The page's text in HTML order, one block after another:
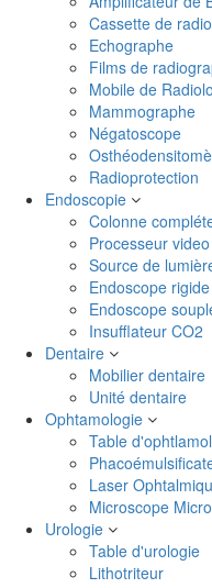
Cassette de
Echographe
Films de
Mobile de
Mammographe
Négatoscope
Radioprotection
Endoscopie
Colonne
Processeur video
Source de
Endoscope rigide
Endoscope
Insufflateur CO2
Dentaire
Mobilier dentaire
Unité dentaire
Ophtamologie
Table
Laser
Microscope
Urologie
Table d'urologie
Lithotriteur